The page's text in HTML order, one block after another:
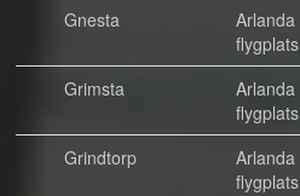
Gnesta
Arlanda
flygplats
Grimsta
Arlanda
flygplats
Grindtorp
Arlanda
flygplats